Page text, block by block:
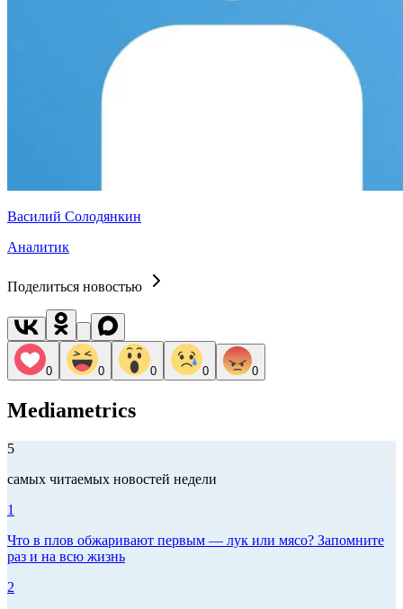
Василий Солодянкин
Аналитик
Поделиться новостью
0 0 0 0 0
Mediametrics
5
самых читаемых новостей недели
1
Что в плов обжаривают первым — лук или мясо? Запомните
раз и на всю жизнь
2